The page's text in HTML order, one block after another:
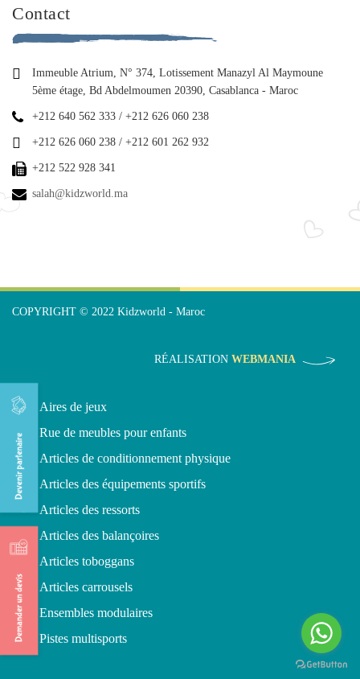
Contact
Immeuble Atrium, N° 374, Lotissement Manazyl Al Maymoune
5ème étage, Bd Abdelmoumen 20390, Casablanca - Maroc
+212 640 562 333 / +212 626 060 238
+212 626 060 238 / +212 601 262 932
+212 522 928 341
salah@kidzworld.ma
COPYRIGHT © 2022 Kidzworld - Maroc
RÉALISATION WEBMANIA
Aires de jeux
Rue de meubles pour enfants
Articles de conditionnement physique
Articles des équipements sportifs
Articles des ressorts
Articles des balançoires
Articles toboggans
Articles carrousels
Ensembles modulaires
Pistes multisports